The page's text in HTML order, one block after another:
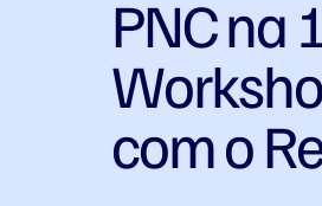
PNC na
com o